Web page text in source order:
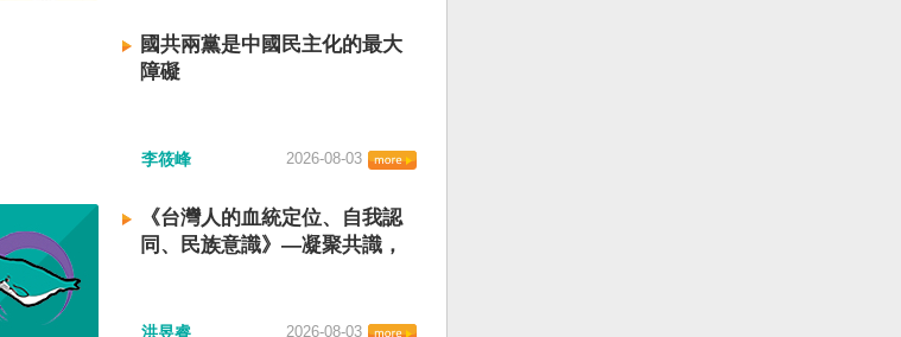
國共兩黨是中國民主化的最大
障礙
李筱峰 2026-08-03
《台灣人的血統定位、自我認
同、民族意識》—凝聚共識，
洪昱睿 2026-08-03